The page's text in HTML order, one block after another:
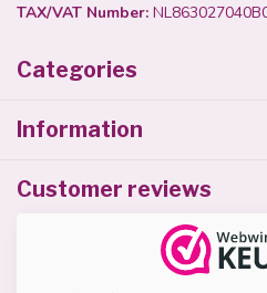
TAX/VAT Number:
Categories
Information
Customer reviews